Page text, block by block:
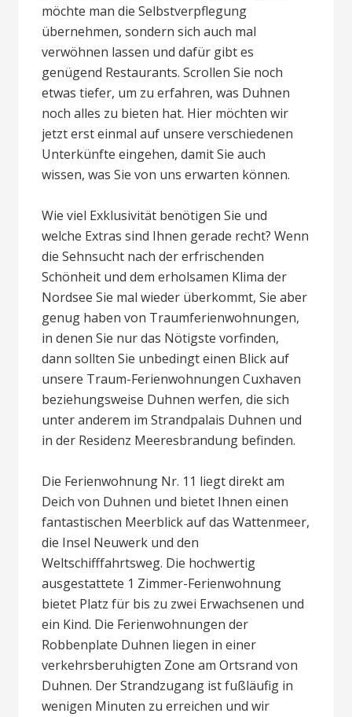
möchte man die Selbstverpflegung
übernehmen, sondern sich auch mal
verwöhnen lassen und dafür gibt es
genügend Restaurants. Scrollen Sie noch
etwas tiefer, um zu erfahren, was Duhnen
noch alles zu bieten hat. Hier möchten wir
jetzt erst einmal auf unsere verschiedenen
Unterkünfte eingehen, damit Sie auch
wissen, was Sie von uns erwarten können.
Wie viel Exklusivität benötigen Sie und
welche Extras sind Ihnen gerade recht? Wenn
die Sehnsucht nach der erfrischenden
Schönheit und dem erholsamen Klima der
Nordsee Sie mal wieder überkommt, Sie aber
genug haben von Traumferienwohnungen,
in denen Sie nur das Nötigste vorfinden,
dann sollten Sie unbedingt einen Blick auf
unsere Traum-Ferienwohnungen Cuxhaven
beziehungsweise Duhnen werfen, die sich
unter anderem im Strandpalais Duhnen und
in der Residenz Meeresbrandung befinden.
Die Ferienwohnung Nr. 11 liegt direkt am
Deich von Duhnen und bietet Ihnen einen
fantastischen Meerblick auf das Wattenmeer,
die Insel Neuwerk und den
Weltschifffahrtsweg. Die hochwertig
ausgestattete 1 Zimmer-Ferienwohnung
bietet Platz für bis zu zwei Erwachsenen und
ein Kind. Die Ferienwohnungen der
Robbenplate Duhnen liegen in einer
verkehrsberuhigten Zone am Ortsrand von
Duhnen. Der Strandzugang ist fußläufig in
wenigen Minuten zu erreichen und wir